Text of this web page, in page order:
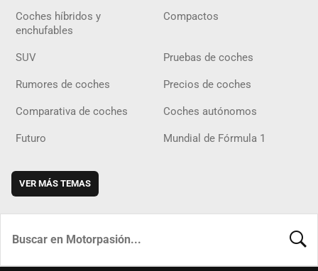
Coches híbridos y
enchufables
Compactos
SUV Pruebas de coches
Rumores de coches Precios de coches
Comparativa de coches Coches autónomos
Futuro Mundial de Fórmula 1
VER MÁS TEMAS